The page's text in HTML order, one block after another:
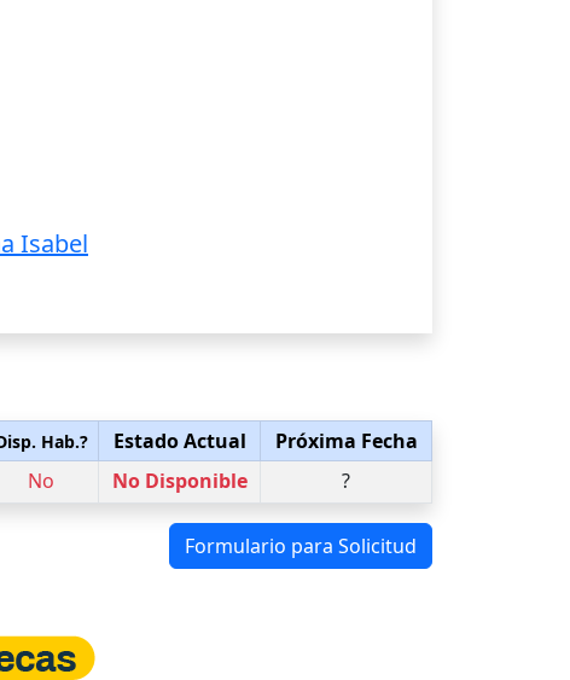
Isabel
Hab.? Estado Actual
Próxima Fecha
No No Disponible ?
Formulario para Solicitud